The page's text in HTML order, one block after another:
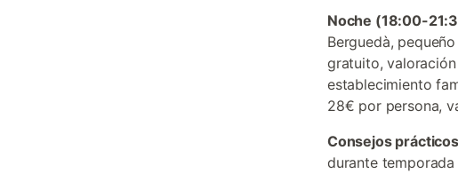
Noche (18:00-
Berguedà,
gratuito, valoración
establecimiento
28€ por persona,
Consejos
durante